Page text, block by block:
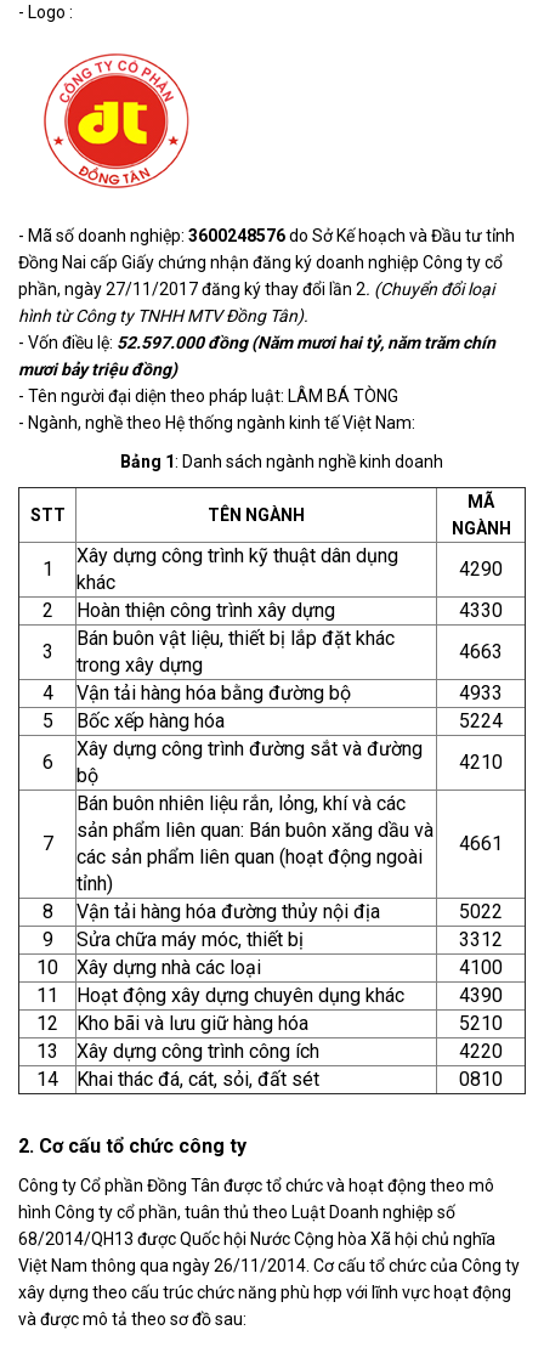
- Logo :
- Mã số doanh nghiệp: 3600248576do Sở Kế hoạch và Đầu tư tỉnh
Đồng Nai cấp Giấy chứng nhận đăng ký doanh nghiệp Công ty cổ
phần, ngày 27/11/2017 đăng ký thay đổi lần 2. (Chuyển đổi loại
hình từ Công ty TNHH MTV Đồng Tân).
- Vốn điều lệ: 52.597.000 đồng (Năm mươi hai tỷ, năm trăm chín
mươi bảy triệu đồng)
- Tên người đại diện theo pháp luật: LÂM BÁ TÒNG
- Ngành, nghề theo Hệ thống ngành kinh tế Việt Nam:
Bảng 1: Danh sách ngành nghề kinh doanh
STT TÊN NGÀNH
MÃ
NGÀNH
1
Xây dựng công trình kỹ thuật dân dụng
khác
4290
2
Hoàn thiện công trình xây dựng
4330
3
Bán buôn vật liệu, thiết bị lắp đặt khác
trong xây dựng
4663
4
Vận tải hàng hóa bằng đường bộ
4933
5
Bốc xếp hàng hóa
5224
6
Xây dựng công trình đường sắt và đường
bộ
4210
7
Bán buôn nhiên liệu rắn, lỏng, khí và các
sản phẩm liên quan: Bán buôn xăng dầu và
các sản phẩm liên quan (hoạt động ngoài
tỉnh)
4661
8 Vận tải hàng hóa đường thủy nội địa
5022
9
Sửa chữa máy móc, thiết bị
3312
10
Xây dựng nhà các loại
4100
11
Hoạt động xây dựng chuyên dụng khác
4390
12
Kho bãi và lưu giữ hàng hóa
5210
13
Xây dựng công trình công ích
4220
14
Khai thác đá, cát, sỏi, đất sét 0810
2. Cơ cấu tổ chức công ty
Công ty Cổ phần Đồng Tân được tổ chức và hoạt động theo mô
hình Công ty cổ phần, tuân thủ theo Luật Doanh nghiệp số
68/2014/QH13 được Quốc hội Nước Cộng hòa Xã hội chủ nghĩa
Việt Nam thông qua ngày 26/11/2014. Cơ cấu tổ chức của Công ty
xây dựng theo cấu trúc chức năng phù hợp với lĩnh vực hoạt động
và được mô tả theo sơ đồ sau: